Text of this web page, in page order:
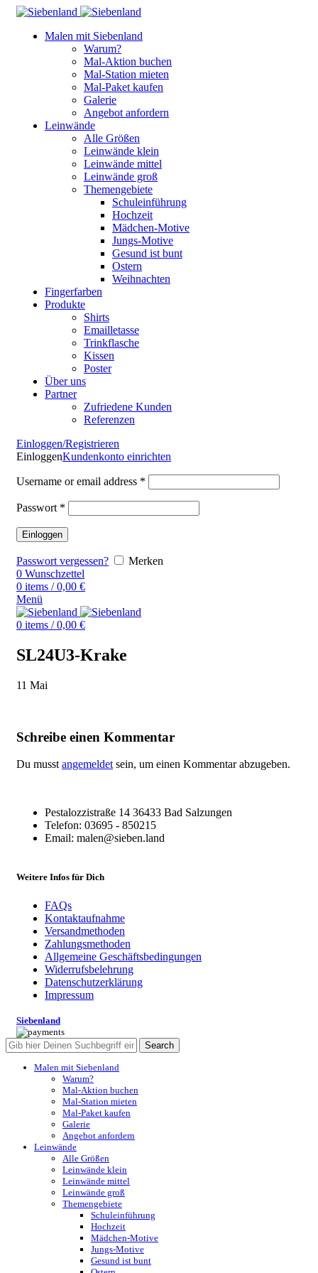
Malen mit Siebenland
Warum?
Mal-Aktion buchen
Mal-Station mieten
Mal-Paket kaufen
Galerie
Angebot anfordern
Leinwände
Alle Größen
Leinwände klein
Leinwände mittel
Leinwände groß
Themengebiete
Schuleinführung
Hochzeit
Mädchen-Motive
Jungs-Motive
Gesund ist bunt
Ostern
Weihnachten
Fingerfarben
Produkte
Shirts
Emailletasse
Trinkflasche
Kissen
Poster
Über uns
Partner
Zufriedene Kunden
Referenzen
Einloggen/Registrieren
EinloggenKundenkonto einrichten
Username or email address *
Passwort *
Einloggen
Passwort vergessen?
Merken
0 Wunschzettel
0 items / 0,00 €
Menü
0 items / 0,00 €
SL24U3-Krake
11 Mai
Schreibe einen Kommentar
Du musst angemeldet sein, um einen Kommentar abzugeben.
Pestalozzistraße 14 36433 Bad Salzungen
Telefon: 03695 - 850215
Email: malen@sieben.land
Weitere Infos für Dich
FAQs
Kontaktaufnahme
Versandmethoden
Zahlungsmethoden
Allgemeine Geschäftsbedingungen
Widerrufsbelehrung
Datenschutzerklärung
Impressum
Siebenland
Search
Malen mit Siebenland
Warum?
Mal-Aktion buchen
Mal-Station mieten
Mal-Paket kaufen
Galerie
Angebot anfordern
Leinwände
Alle Größen
Leinwände klein
Leinwände mittel
Leinwände groß
Themengebiete
Schuleinführung
Hochzeit
Mädchen-Motive
Jungs-Motive
Gesund ist bunt